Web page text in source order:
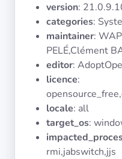
Catégories
Documentation
version:
categories:
maintainer:
PELÉ,Clément
editor:
licence:
locale: all
target_os:
rmi,jabswitch,jjs